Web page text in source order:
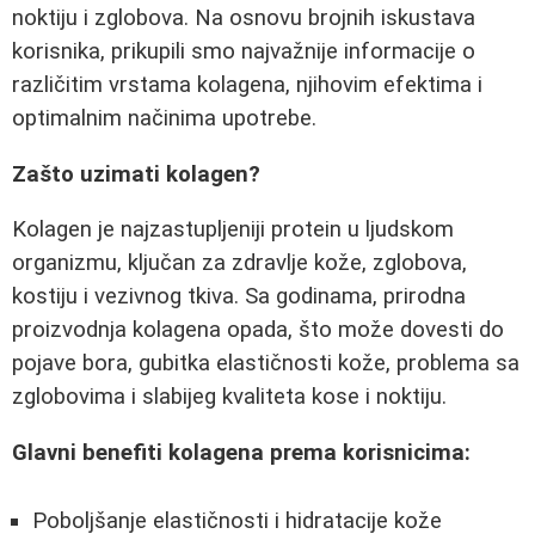
noktiju i zglobova. Na osnovu brojnih iskustava
korisnika, prikupili smo najvažnije informacije o
različitim vrstama kolagena, njihovim efektima i
optimalnim načinima upotrebe.
Zašto uzimati kolagen?
Kolagen je najzastupljeniji protein u ljudskom
organizmu, ključan za zdravlje kože, zglobova,
kostiju i vezivnog tkiva. Sa godinama, prirodna
proizvodnja kolagena opada, što može dovesti do
pojave bora, gubitka elastičnosti kože, problema sa
zglobovima i slabijeg kvaliteta kose i noktiju.
Glavni benefiti kolagena prema korisnicima:
Poboljšanje elastičnosti i hidratacije kože